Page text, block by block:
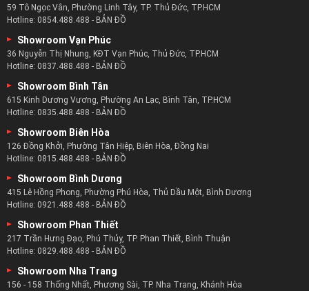
Chiếc sofa da bò nhập khẩu phòng khách đẹp nhất :
zSofa không chỉ chú trọng tạo nên những sản phẩm chất
lượng bên trong mà còn là cả bên ngoài.
59 Tô Ngọc Vân, Phường Linh Tây, TP. Thủ Đức, TP.HCM
Hotline: 0854.488.488 - BẢN ĐỒ
Showroom Vạn Phúc
36 Nguyễn Thị Nhung, KĐT Vạn Phúc, Thủ Đức, TP.HCM
Hotline: 0837.488.488 - BẢN ĐỒ
Showroom Bình Tân
615 Kinh Dương Vương, Phường An Lạc, Bình Tân, TP.HCM
Hotline: 0835.488.488 - BẢN ĐỒ
Showroom Biên Hòa
126 Đồng Khởi, Phường Tân Hiệp, Biên Hòa, Đồng Nai
Hotline: 0815.488.488 - BẢN ĐỒ
Showroom Bình Dương
415 Lê Hồng Phong, Phường Phú Hòa, Thủ Dầu Một, Bình Dương
Hotline: 0921.488.488 - BẢN ĐỒ
Showroom Phan Thiết
217 Trần Hưng Đạo, Phú Thủy, TP. Phan Thiết, Bình Thuận
Hotline: 0829.488.488 - BẢN ĐỒ
Showroom Nha Trang
156 - 158 Thống Nhất, Phương Sài, TP. Nha Trang, Khánh Hòa